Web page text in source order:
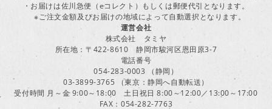
・お届けは佐川急便（eコレクト）もしくは郵便代引となります。
※ご注文金額及びお届けの地域によって自動選択となります。
運営会社
株式会社 タミヤ
所在地：〒422-8610 静岡市駿河区恩田原3-7
電話番号
054-283-0003 （静岡）
03-3899-3765 （東京：静岡へ自動転送）
受付時間 月～金 9:00～18:00 土日祝日 8:00～12:00／13:00～17:00
FAX：054-282-7763